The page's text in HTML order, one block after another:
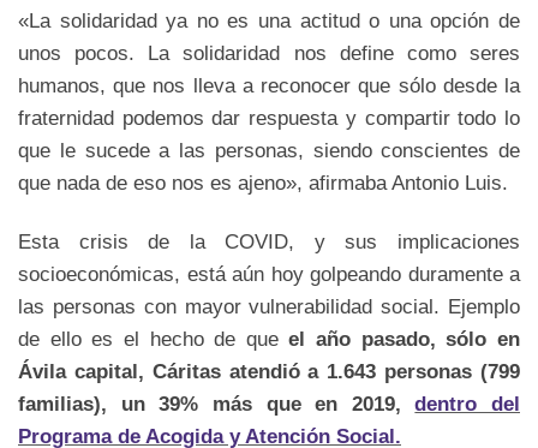
«La solidaridad ya no es una actitud o una opción de
unos pocos. La solidaridad nos define como seres
humanos, que nos lleva a reconocer que sólo desde la
fraternidad podemos dar respuesta y compartir todo lo
que le sucede a las personas, siendo conscientes de
que nada de eso nos es ajeno», afirmaba Antonio Luis.
Esta crisis de la COVID, y sus implicaciones
socioeconómicas, está aún hoy golpeando duramente a
las personas con mayor vulnerabilidad social. Ejemplo
de ello es el hecho de queel año pasado, sólo en
Ávila capital, Cáritas atendió a 1.643 personas (799
familias), un 39% más que en 2019,dentro del
Programa de Acogida y Atención Social.